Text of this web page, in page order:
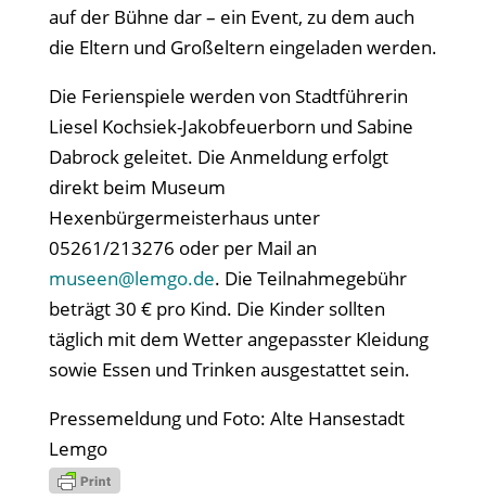
auf der Bühne dar – ein Event, zu dem auch
die Eltern und Großeltern eingeladen werden.
Die Ferienspiele werden von Stadtführerin
Liesel Kochsiek-Jakobfeuerborn und Sabine
Dabrock geleitet. Die Anmeldung erfolgt
direkt beim Museum
Hexenbürgermeisterhaus unter
05261/213276 oder per Mail an
museen@lemgo.de. Die Teilnahmegebühr
beträgt 30 € pro Kind. Die Kinder sollten
täglich mit dem Wetter angepasster Kleidung
sowie Essen und Trinken ausgestattet sein.
Pressemeldung und Foto: Alte Hansestadt
Lemgo